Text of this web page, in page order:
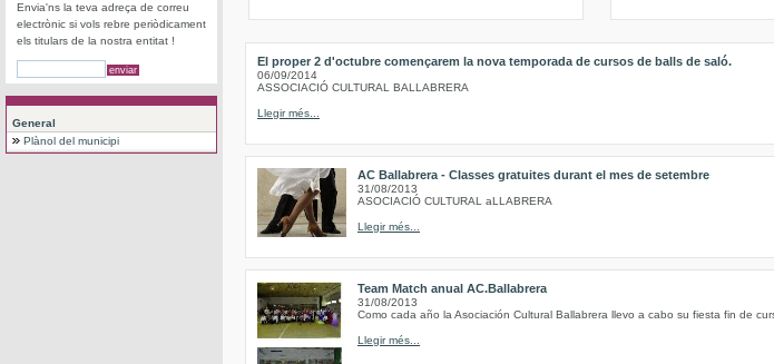
Envia'ns la teva adreça de correu
electrònic si vols rebre periòdicament
els titulars de la nostra entitat !
General
Plànol del municipi
El proper 2 d'octubre començarem la nova temporada de cursos de balls de saló.
06/09/2014
ASSOCIACIÓ CULTURAL BALLABRERA
Llegir més...
AC Ballabrera - Classes gratuites durant el mes de setembre
31/08/2013
ASOCIACIÓ CULTURAL aLLABRERA
Llegir més...
Team Match anual AC.Ballabrera
31/08/2013
Como cada año la Asociación Cultural Ballabrera llevo a cabo su fiesta fin de
Llegir més...